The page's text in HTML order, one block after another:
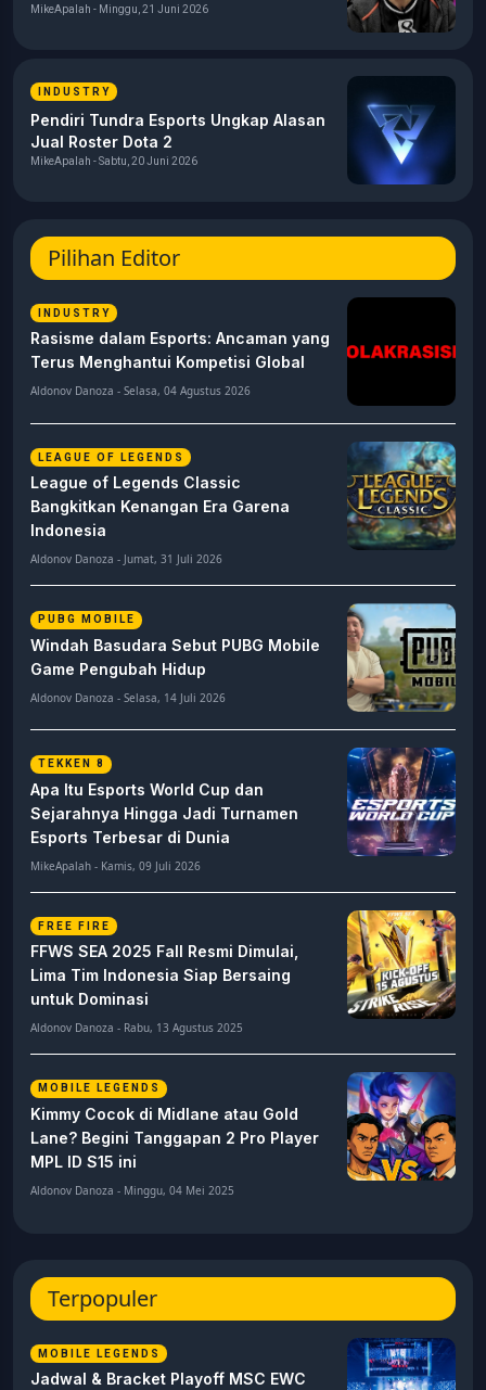
MikeApalah - Minggu, 21 Juni 2026
INDUSTRY
Pendiri Tundra Esports Ungkap Alasan
Jual Roster Dota 2
MikeApalah - Sabtu, 20 Juni 2026
Pilihan Editor
INDUSTRY
Rasisme dalam Esports: Ancaman yang
Terus Menghantui Kompetisi Global
Aldonov Danoza - Selasa, 04 Agustus 2026
LEAGUE OF LEGENDS
League of Legends Classic
Bangkitkan Kenangan Era Garena
Indonesia
Aldonov Danoza - Jumat, 31 Juli 2026
PUBG MOBILE
Windah Basudara Sebut PUBG Mobile
Game Pengubah Hidup
Aldonov Danoza - Selasa, 14 Juli 2026
TEKKEN 8
Apa Itu Esports World Cup dan
Sejarahnya Hingga Jadi Turnamen
Esports Terbesar di Dunia
MikeApalah - Kamis, 09 Juli 2026
FREE FIRE
FFWS SEA 2025 Fall Resmi Dimulai,
Lima Tim Indonesia Siap Bersaing
untuk Dominasi
Aldonov Danoza - Rabu, 13 Agustus 2025
MOBILE LEGENDS
Kimmy Cocok di Midlane atau Gold
Lane? Begini Tanggapan 2 Pro Player
MPL ID S15 ini
Aldonov Danoza - Minggu, 04 Mei 2025
Terpopuler
MOBILE LEGENDS
Jadwal & Bracket Playoff MSC EWC